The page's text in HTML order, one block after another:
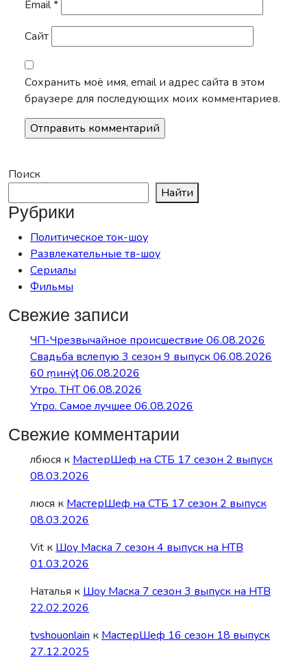
Email*
Сайт
Сохранить моё имя, email и адрес сайта в этом
браузере для последующих моих комментариев.
Поиск
Найти
Рубрики
Политическое ток-шоу
Развлекательные тв-шоу
Сериалы
Фильмы
Свежие записи
ЧП-Чрезвычайное происшествие 06.08.2026
Свадьба вслепую 3 сезон 9 выпуск 06.08.2026
60 ṃинẏƫ 06.08.2026
Утро. ТНТ 06.08.2026
Утро. Самое лучшее 06.08.2026
Свежие комментарии
лбюся к МастерШеф на СТБ 17 сезон 2 выпуск
08.03.2026
люся к МастерШеф на СТБ 17 сезон 2 выпуск
08.03.2026
Vit к Шоу Маска 7 сезон 4 выпуск на НТВ
01.03.2026
Наталья к Шоу Маска 7 сезон 3 выпуск на НТВ
22.02.2026
tvshouonlain к МастерШеф 16 сезон 18 выпуск
27.12.2025